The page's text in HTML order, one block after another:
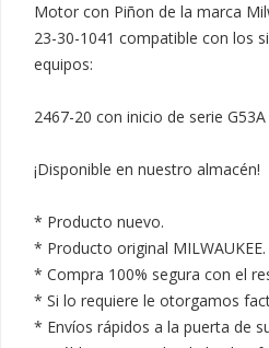
Motor con Piñon de la marca
23-30-1041 compatible con los
equipos:
2467-20 con inicio de serie G53A
¡Disponible en nuestro almacén!
* Producto nuevo.
* Producto original MILWAUKEE.
* Compra 100% segura con el
* Si lo requiere le otorgamos
* Envíos rápidos a la puerta de